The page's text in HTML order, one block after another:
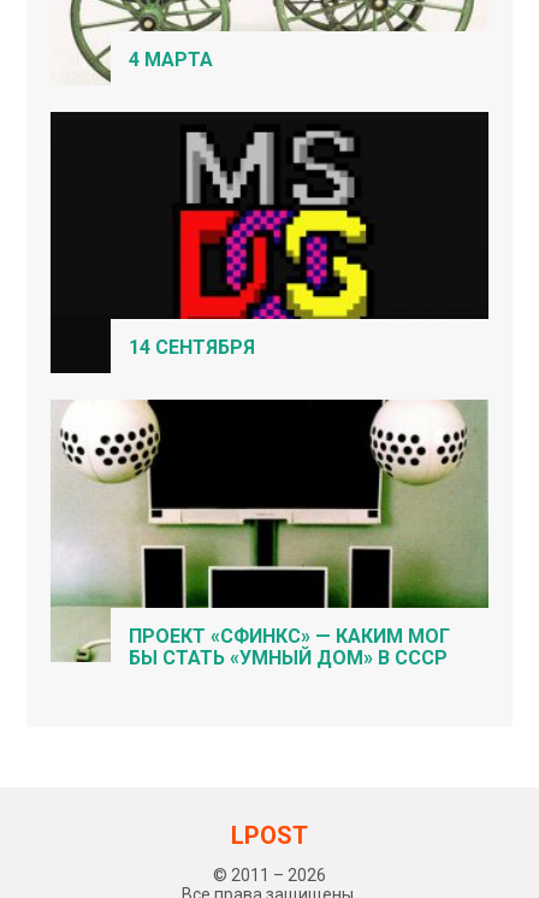
4 МАРТА
14 СЕНТЯБРЯ
ПРОЕКТ «СФИНКС» — КАКИМ МОГ
БЫ СТАТЬ «УМНЫЙ ДОМ» В СССР
LPOST
© 2011 – 2026